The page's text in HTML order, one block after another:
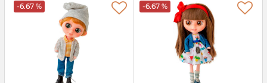
-6.67 % -6.67 %